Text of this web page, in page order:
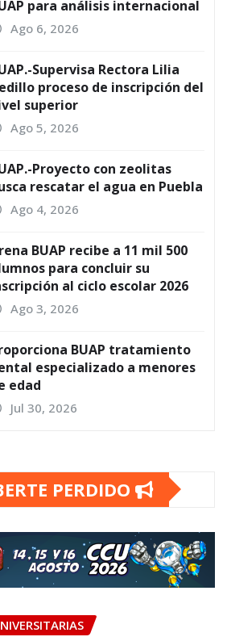
para análisis internacional
Ago 6, 2026
Supervisa Rectora Lilia
proceso de inscripción del
superior
Ago 5, 2026
Proyecto con zeolitas
rescatar el agua en Puebla
Ago 4, 2026
BUAP recibe a 11 mil 500
para concluir su
al ciclo escolar 2026
Ago 3, 2026
BUAP tratamiento
especializado a menores
edad
Jul 30, 2026
PERDIDO